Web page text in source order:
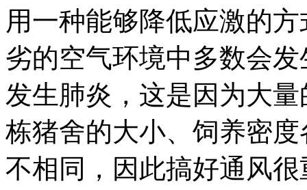
用一种能够降低应激的
劣的空气环境中多数会
发生肺炎，这是因为大
栋猪舍的大小、饲养密
不相同，因此搞好通风